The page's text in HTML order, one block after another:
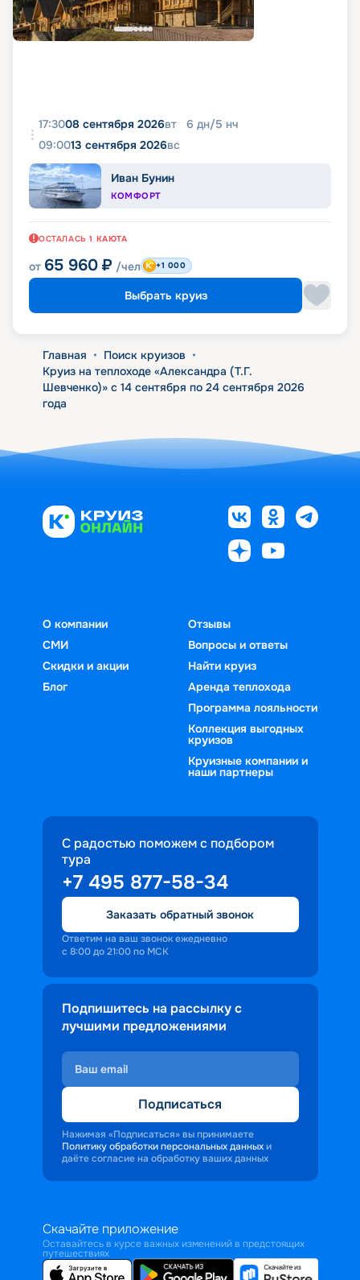
17:3008 сентября 2026вт 6 дн/5 нч
09:0013 сентября 2026вс
Иван Бунин
КОМФОРТ
ОСТАЛАСЬ 1 КАЮТА
от 65 960 ₽ /чел +1 000
Выбрать круиз
Главная • Поиск круизов •
Круиз на теплоходе «Александра (Т.Г.
Шевченко)» с 14 сентября по 24 сентября 2026
года
О компании
СМИ
Скидки и акции
Блог
Отзывы
Вопросы и ответы
Найти круиз
Аренда теплохода
Программа лояльности
Коллекция выгодных
круизов
Круизные компании и
наши партнеры
С радостью поможем с подбором
тура
+7 495 877-58-34
Заказать обратный звонок
Ответим на ваш звонок ежедневно
с 8:00 до 21:00 по МСК
Подпишитесь на рассылку с
лучшими предложениями
Подписаться
Нажимая «Подписаться» вы принимаете
Политику обработки персональных данных и
даёте согласие на обработку ваших данных
Скачайте приложение
Оставайтесь в курсе важных изменений в предстоящих
путешествиях